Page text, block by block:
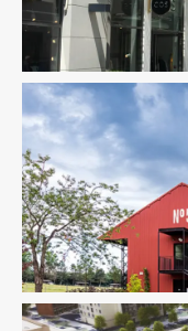
Économie De
Commercial